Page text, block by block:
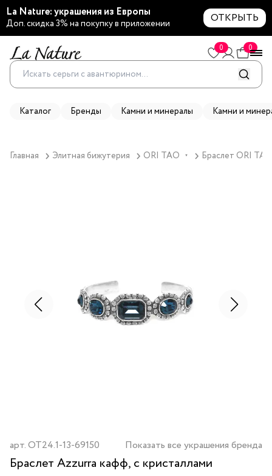
La Nature: украшения из Европы
Доп. скидка 3% на покупку в приложении ОТКРЫТЬ
0 0
Каталог Бренды Камни и минералы Камни и
Главная Элитная бижутерия ORI TAO ▼ Браслет ORI
арт.OT24.1-13-69150 Показать все украшения бренда
Браслет Azzurra кафф, с кристаллами